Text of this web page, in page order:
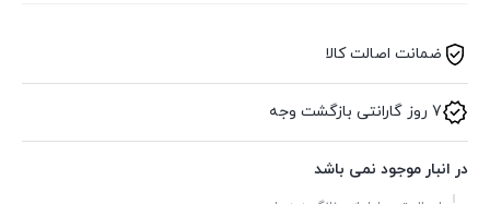
ضمانت اصالت کالا
7 روز گارانتی بازگشت وجه
در انبار موجود نمی باشد